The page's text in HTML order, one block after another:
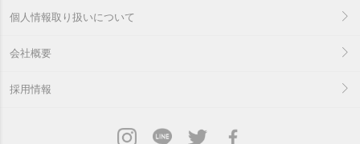
個人情報取り扱いについて
会社概要
採用情報